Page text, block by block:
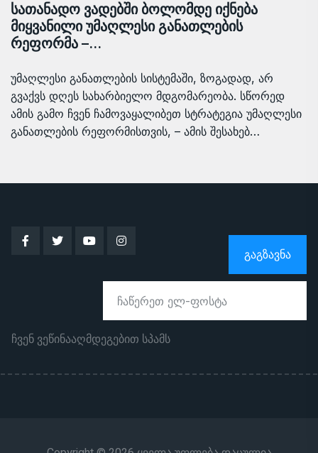
სათანადო ვადებში ბოლომდე იქნება
მიყვანილი უმაღლესი განათლების
რეფორმა –…
უმაღლესი განათლების სისტემაში, ზოგადად, არ
გვაქვს დღეს სახარბიელო მდგომარეობა. სწორედ
ამის გამო ჩვენ ჩამოვაყალიბეთ სტრატეგია უმაღლესი
განათლების რეფორმისთვის, – ამის შესახებ…
ᲒᲐᲒᲖᲐᲕᲜᲐ
ჩვენ ვეწინააღმდეგებით სპამს